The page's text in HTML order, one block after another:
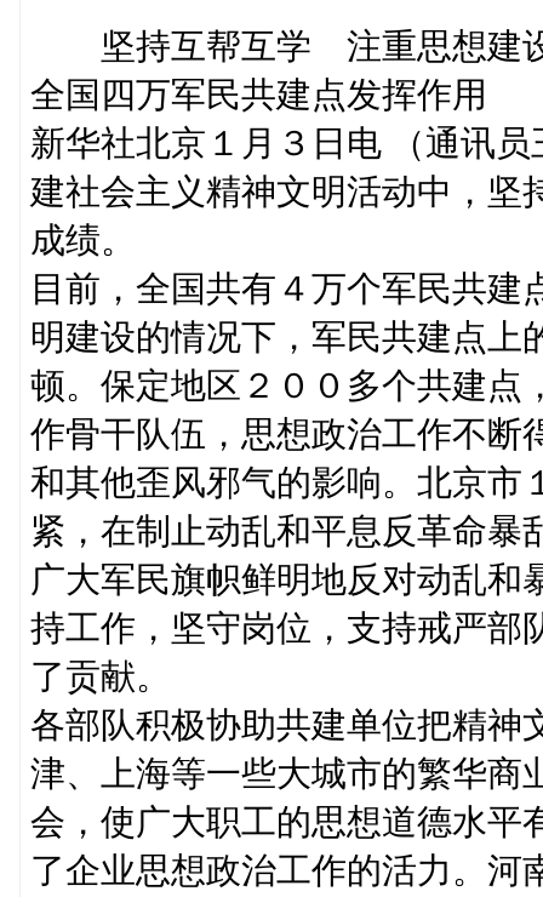
坚持互帮互学 注重思想建
全国四万军民共建点发挥作用
新华社北京１月３日电 （通讯
建社会主义精神文明活动中，坚
成绩。
目前，全国共有４万个军民共
明建设的情况下，军民共建点上
顿。保定地区２００多个共建点
作骨干队伍，思想政治工作不断
和其他歪风邪气的影响。北京市
紧，在制止动乱和平息反革命暴
广大军民旗帜鲜明地反对动乱和
持工作，坚守岗位，支持戒严部
了贡献。
各部队积极协助共建单位把精神
津、上海等一些大城市的繁华商
会，使广大职工的思想道德水平
了企业思想政治工作的活力。河